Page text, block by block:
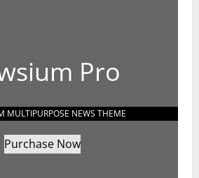
Pro
MULTIPURPOSE NEWS THEME
Purchase Now